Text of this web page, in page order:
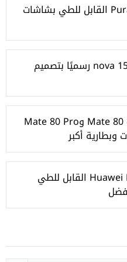
هواوي تقدم Pura X Max القابل للطي بشاشات
هواوي تطلق سلسلة nova 15 رسميًا بتصميم
هواتف هواوي الرائدة Mate 80 وMate 80 Pro
وبطارية أكبر
تقديم هاتف Huawei Mate X7 القابل للطي